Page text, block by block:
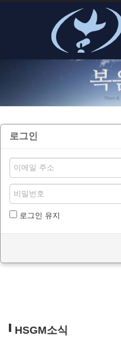
로그인
로그인 유지
HSGM소식